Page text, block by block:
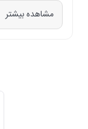
فناوری‌های نوین
ما، ارائه
برای سازمان‌ها،
مشاهده بیشتر